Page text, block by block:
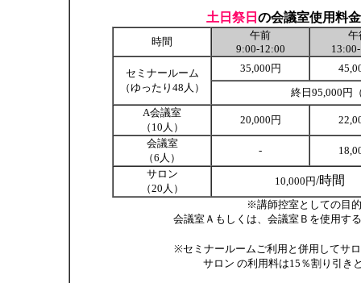
土日祭日 の会議室使用料
時間
午前
9:00-12:00
午
セミナールーム
（ゆったり48人）
35,000円
終日95,000円
A会議室
（10人）
20,000円
会議室
（6人）
-
サロン
（20人）
10,000円/時間
※講師控室としての目
会議室Ａもしくは、会議室Ｂを使用す
※セミナールームご利用と併用してサ
サロン の利用料は15％割り引き